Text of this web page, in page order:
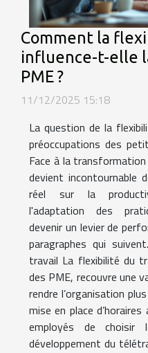
Comment la
influence-t-elle
PME ?
11/12/2025 15:18
La question de la
préoccupations des
Face à la
devient incontournable
réel sur la
l'adaptation des
devenir un levier de
paragraphes qui
travail La flexibilité du
des PME, recouvre une
rendre l’organisation
mise en place
employés de
développement du